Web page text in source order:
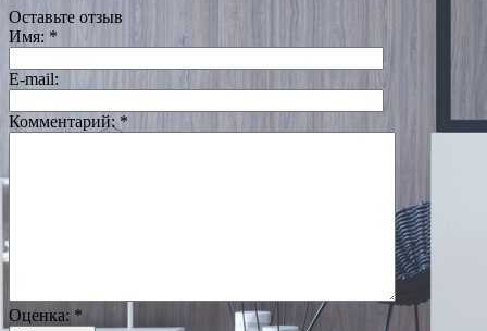
Оставьте отзыв
Имя: *
E-mail:
Комментарий: *
Оценка: *